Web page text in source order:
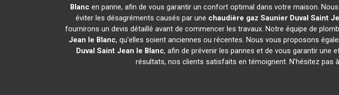
Blanc en panne, afin de vous garantir un confort optimal dans votre maison.
éviter les désagréments causés par une chaudière gaz Saunier Duval Saint
fournirons un devis détaillé avant de commencer les travaux. Notre équipe de
Jean le Blanc, qu'elles soient anciennes ou récentes. Nous vous proposons
Duval Saint Jean le Blanc, afin de prévenir les pannes et de vous garantir
résultats, nos clients satisfaits en témoignent. N'hésitez pas